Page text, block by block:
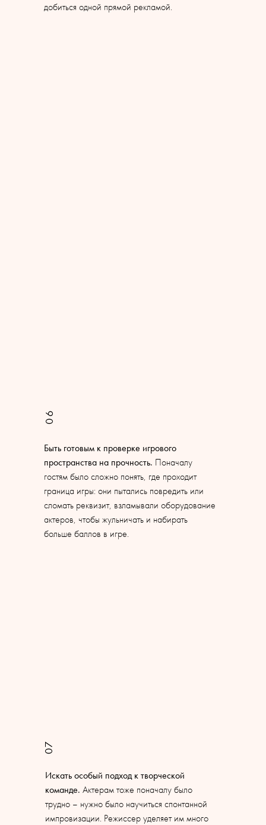
Быть готовым к проверке игрового
пространства на прочность. Поначалу
гостям было сложно понять, где проходит
граница игры: они пытались повредить или
сломать реквизит, взламывали оборудование
актеров, чтобы жульничать и набирать
больше баллов в игре.
06
Искать особый подход к творческой
команде. Актерам тоже поначалу было
трудно – нужно было научиться спонтанной
импровизации. Режиссер уделяет им много
07
добиться одной прямой рекламой.